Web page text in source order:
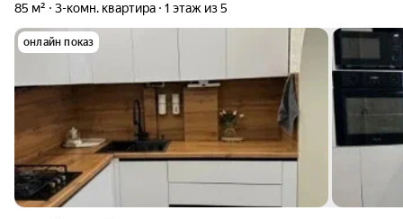
85 м² 3-комн. квартира 1 этаж из 5
онлайн показ